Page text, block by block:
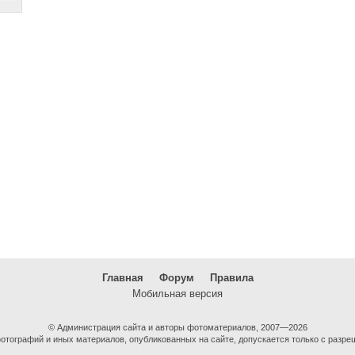
Главная Форум
Правила
Мобильная версия
© Администрация сайта и авторы фотоматериалов, 2007—2026
и иных материалов, опубликованных на сайте, допускается только с